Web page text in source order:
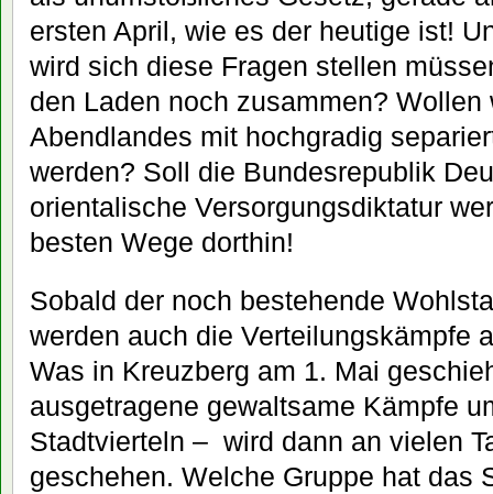
ersten April, wie es der heutige ist!
wird sich diese Fragen stellen
den Laden noch zusammen?
Abendlandes mit hochgradig
werden? Soll die Bundesrepublik
orientalische Versorgungsdiktatur
besten Wege dorthin!
Sobald der noch bestehende
werden auch die Verteilungskämpfe
Was in Kreuzberg am 1. Mai
ausgetragene gewaltsame Kämpfe
Stadtvierteln – wird dann an vielen
geschehen. Welche Gruppe hat das